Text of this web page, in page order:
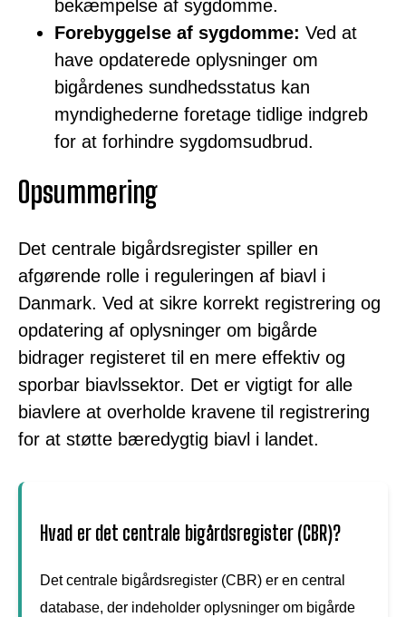
bekæmpelse af sygdomme.
Forebyggelse af sygdomme: Ved at
have opdaterede oplysninger om
bigårdenes sundhedsstatus kan
myndighederne foretage tidlige indgreb
for at forhindre sygdomsudbrud.
Opsummering
Det centrale bigårdsregister spiller en
afgørende rolle i reguleringen af biavl i
Danmark. Ved at sikre korrekt registrering og
opdatering af oplysninger om bigårde
bidrager registeret til en mere effektiv og
sporbar biavlssektor. Det er vigtigt for alle
biavlere at overholde kravene til registrering
for at støtte bæredygtig biavl i landet.
Hvad er det centrale bigårdsregister (CBR)?
Det centrale bigårdsregister (CBR) er en central
database, der indeholder oplysninger om bigårde